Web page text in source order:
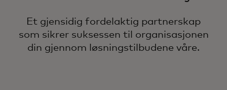
Et gjensidig fordelaktig partnerskap
som sikrer suksessen til organisasjonen
din gjennom løsningstilbudene våre.